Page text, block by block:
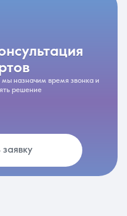
назначим время звонка и
решение